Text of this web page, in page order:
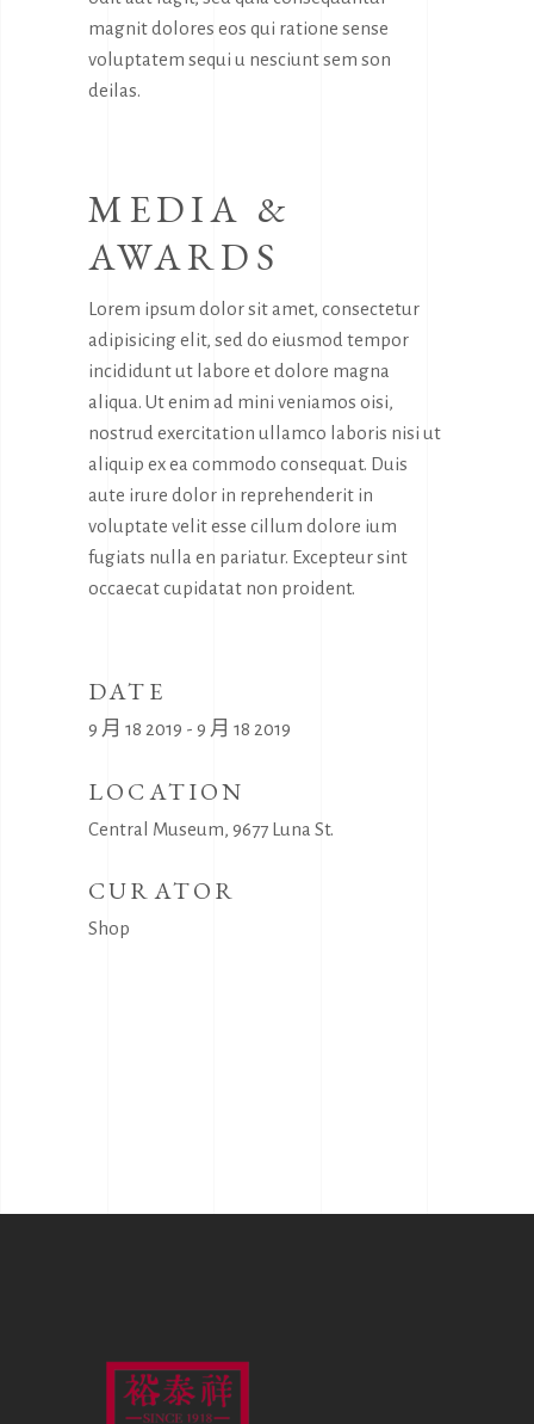
magnit dolores eos qui ratione sense
voluptatem sequi u nesciunt sem son
deilas.
MEDIA &
AWARDS
Lorem ipsum dolor sit amet, consectetur
adipisicing elit, sed do eiusmod tempor
incididunt ut labore et dolore magna
aliqua. Ut enim ad mini veniamos oisi,
nostrud exercitation ullamco laboris nisi ut
aliquip ex ea commodo consequat. Duis
aute irure dolor in reprehenderit in
voluptate velit esse cillum dolore ium
fugiats nulla en pariatur. Excepteur sint
occaecat cupidatat non proident.
DATE
9 月 18 2019 - 9 月 18 2019
LOCATION
Central Museum, 9677 Luna St.
CURATOR
Shop